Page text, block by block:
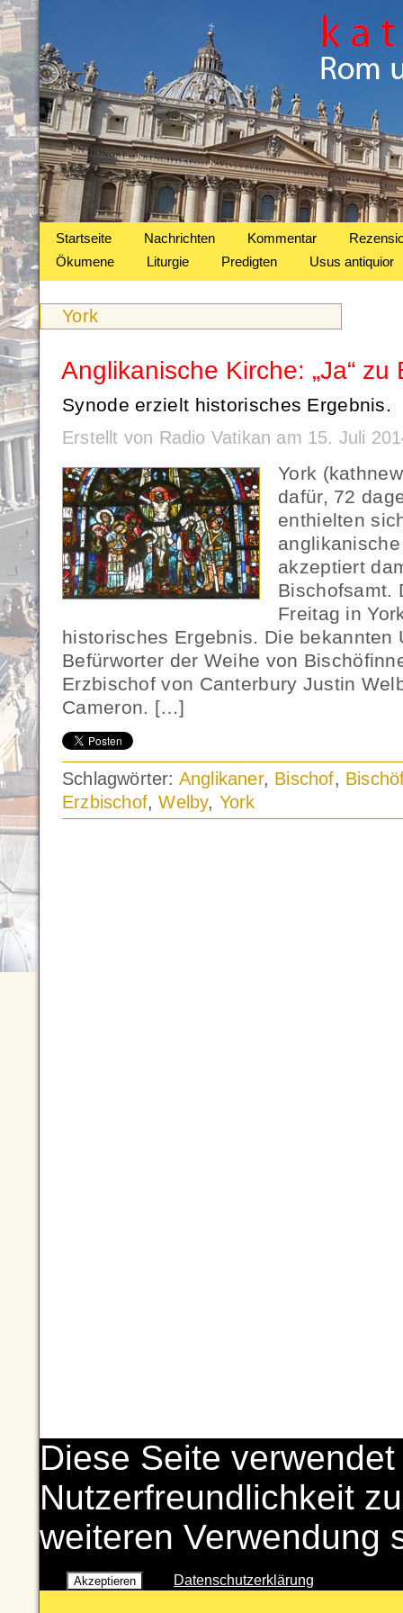
Startseite Nachrichten Kommentar
Ökumene
Liturgie Predigten Usus antiquior
York
Anglikanische Kirche: „Ja“ zu
Synode erzielt historisches Ergebnis.
Erstellt von Radio Vatikan am 15. Juli
York
dafür, 72
enthielten
anglikanische
akzeptiert
Bischofsamt.
Freitag in
historisches Ergebnis. Die bekannten
Befürworter der Weihe von
Erzbischof von Canterbury Justin
Cameron. […]
Schlagwörter: Anglikaner, Bischof,
Erzbischof,Welby, York
Diese Seite
Nutzerfreundlichkeit
weiteren Verwendung
Akzeptieren Datenschutzerklärung